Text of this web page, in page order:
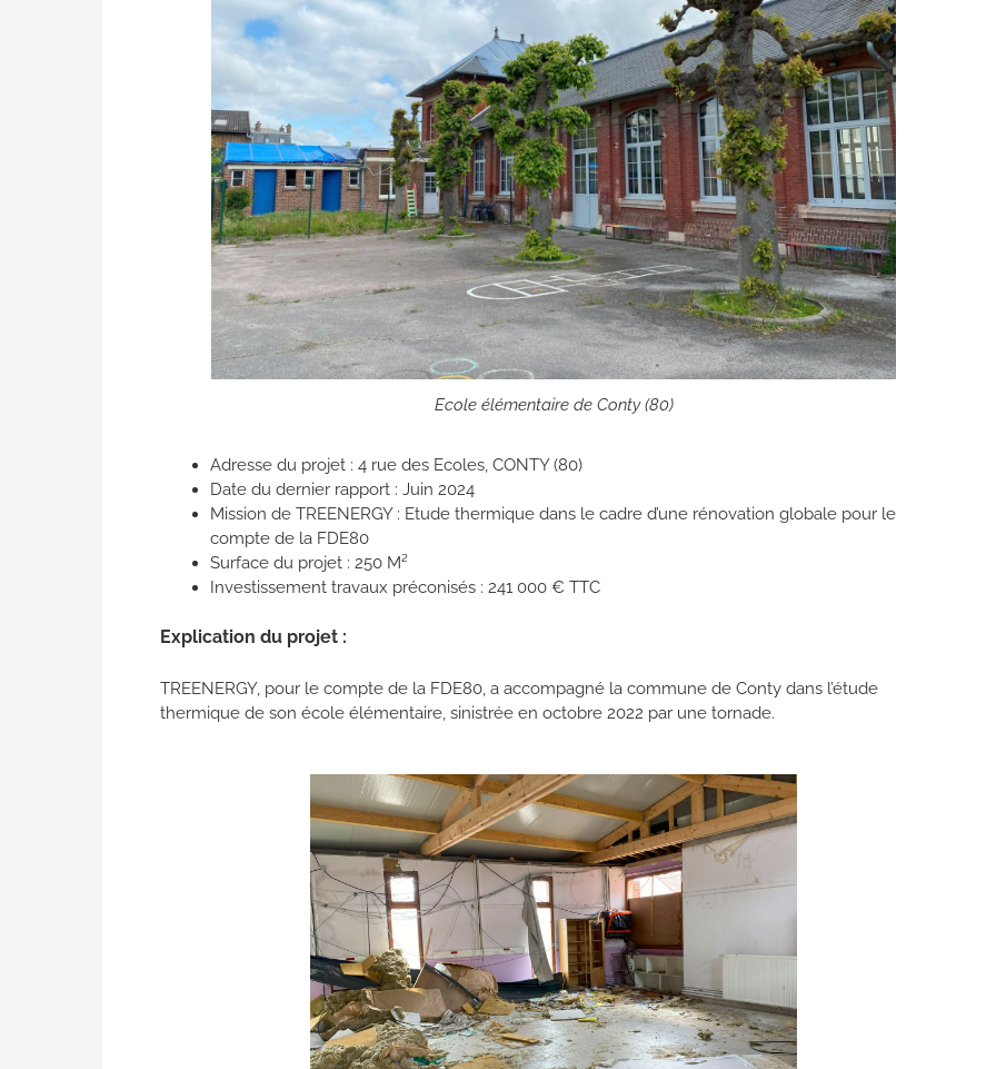
Ecole élémentaire de Conty (80)
Adresse du projet : 4 rue des Ecoles, CONTY (80)
Date du dernier rapport : Juin 2024
Mission de TREENERGY : Etude thermique dans le cadre d’une rénovation globale pour le
compte de la FDE80
Surface du projet : 250 M²
Investissement travaux préconisés : 241 000 € TTC
Explication du projet :
TREENERGY, pour le compte de la FDE80, a accompagné la commune de Conty dans l’étude
thermique de son école élémentaire, sinistrée en octobre 2022 par une tornade.